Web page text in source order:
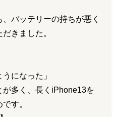
バッテリーの持ちが悪く
きました。
になった」
が多く、長くiPhone13を
す。